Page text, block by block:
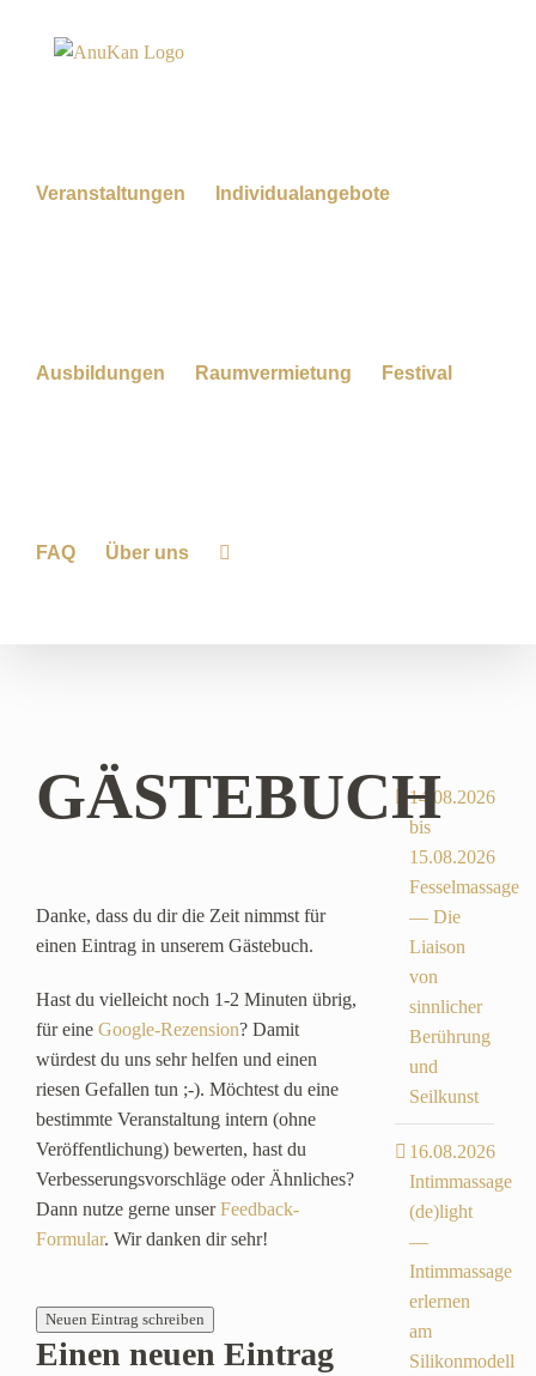
Veranstaltungen Individualangebote
Ausbildungen Raumvermietung Festival
FAQ Über uns
GÄSTEBUCH
Danke, dass du dir die Zeit nimmst für
einen Eintrag in unserem Gästebuch.
Hast du vielleicht noch 1-2 Minuten übrig,
für eine Google-Rezension? Damit
würdest du uns sehr helfen und einen
riesen Gefallen tun ;-). Möchtest du eine
bestimmte Veranstaltung intern (ohne
Veröffentlichung) bewerten, hast du
Verbesserungsvorschläge oder Ähnliches?
Dann nutze gerne unserFeedback-
Formular. Wir danken dir sehr!
Einen neuen Eintrag
14.08.2026
bis
15.08.2026
Fesselmassage
— Die
Liaison
von
sinnlicher
Berührung
und
Seilkunst
16.08.2026
Intimmassage
(de)light
—
Intimmassage
erlernen
am
Silikonmodell